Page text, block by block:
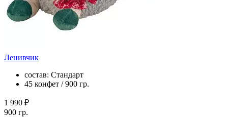
Ленивчик
состав: Стандарт
45 конфет / 900 гр.
1 990 ₽
900 гр.